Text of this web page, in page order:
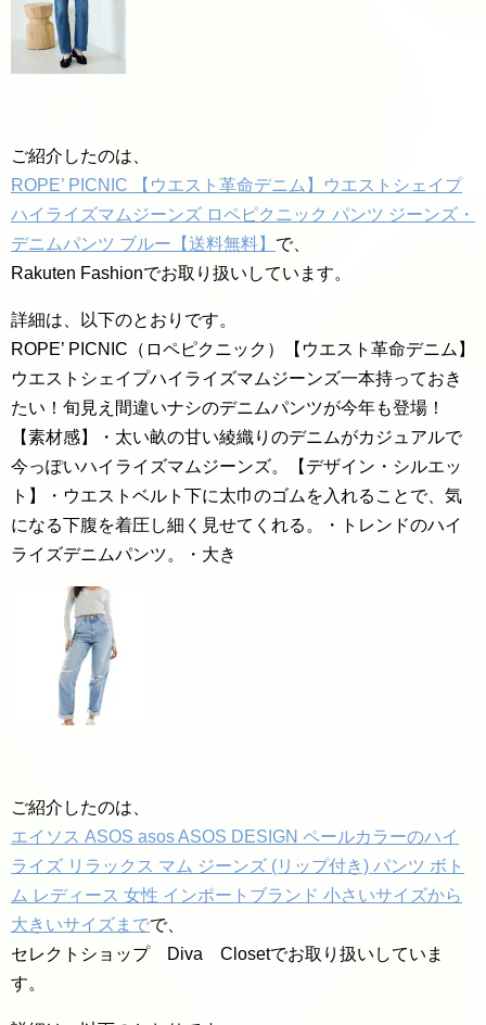
ご紹介したのは、
ROPE’ PICNIC 【ウエスト革命デニム】ウエストシェイプ
ハイライズマムジーンズ ロペピクニック パンツ ジーンズ・
デニムパンツ ブルー【送料無料】 で、
Rakuten Fashionでお取り扱いしています。
詳細は、以下のとおりです。
ROPE’ PICNIC（ロペピクニック）【ウエスト革命デニム】
ウエストシェイプハイライズマムジーンズ一本持っておき
たい！旬見え間違いナシのデニムパンツが今年も登場！
【素材感】・太い畝の甘い綾織りのデニムがカジュアルで
今っぽいハイライズマムジーンズ。【デザイン・シルエッ
ト】・ウエストベルト下に太巾のゴムを入れることで、気
になる下腹を着圧し細く見せてくれる。・トレンドのハイ
ライズデニムパンツ。・大き
ご紹介したのは、
エイソス ASOS asos ASOS DESIGN ペールカラーのハイ
ライズ リラックス マム ジーンズ (リップ付き) パンツ ボト
ム レディース 女性 インポートブランド 小さいサイズから
大きいサイズまでで、
セレクトショップ Diva Closetでお取り扱いしていま
す。